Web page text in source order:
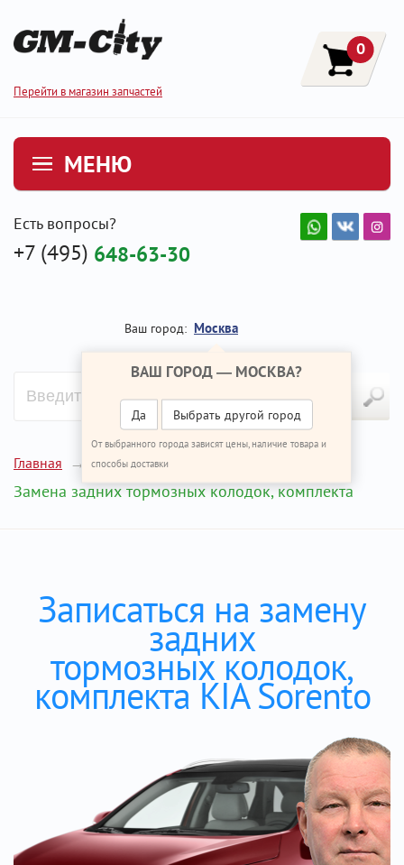
Перейти в магазин запчастей
0
МЕНЮ
Есть вопросы?
+7 (495) 648-63-30
Ваш город: Москва
ВАШ ГОРОД — МОСКВА?
Да Выбрать другой город
От выбранного города зависят цены, наличие товара и
способы доставки
Главная Ремонт КИА Соренто
Замена задних тормозных колодок, комплекта
Записаться на замену
задних
тормозных колодок,
комплекта KIA Sorento